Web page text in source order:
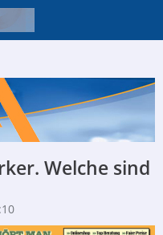
Welche sind